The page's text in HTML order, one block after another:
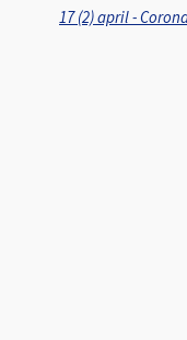
17 (2) april -